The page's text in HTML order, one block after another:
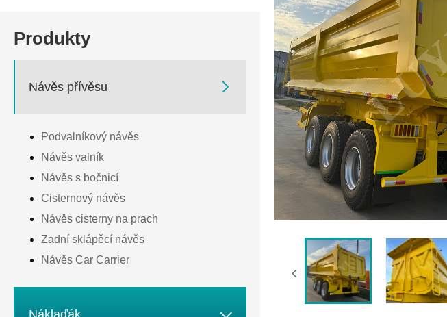
Produkty
Návěs přívěsu 
Podvalníkový návěs
Návěs valník
Návěs s bočnicí
Cisternový návěs
Návěs cisterny na prach
Zadní sklápěcí návěs
Návěs Car Carrier
Náklaďák